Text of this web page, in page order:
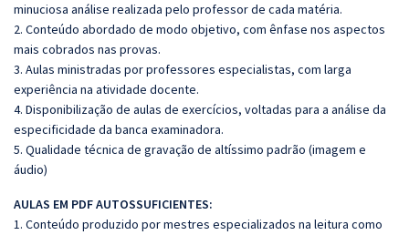
minuciosa análise realizada pelo professor de cada matéria.
2. Conteúdo abordado de modo objetivo, com ênfase nos aspectos
mais cobrados nas provas.
3. Aulas ministradas por professores especialistas, com larga
experiência na atividade docente.
4. Disponibilização de aulas de exercícios, voltadas para a análise da
especificidade da banca examinadora.
5. Qualidade técnica de gravação de altíssimo padrão (imagem e
áudio)
AULAS EM PDF AUTOSSUFICIENTES:
1. Conteúdo produzido por mestres especializados na leitura como